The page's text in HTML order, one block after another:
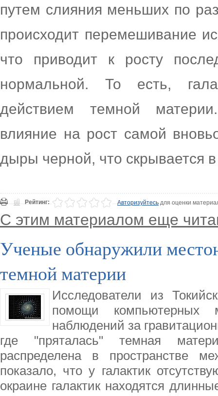
путем слияния меньших по
происходит перемешивание
что приводит к росту
нормальной. То есть,
действием темной
влияние на рост самой
дыры черной, что скрывается
Рейтинг: Авторизуйтесьдля оценки
С этим материалом еще
Ученые обнаружили
темной материи
Исследователи из
помощи компьютерных
наблюдений за
где "пряталась" темная
распределена в пространстве
показало, что у галактик
окраине галактик находятся